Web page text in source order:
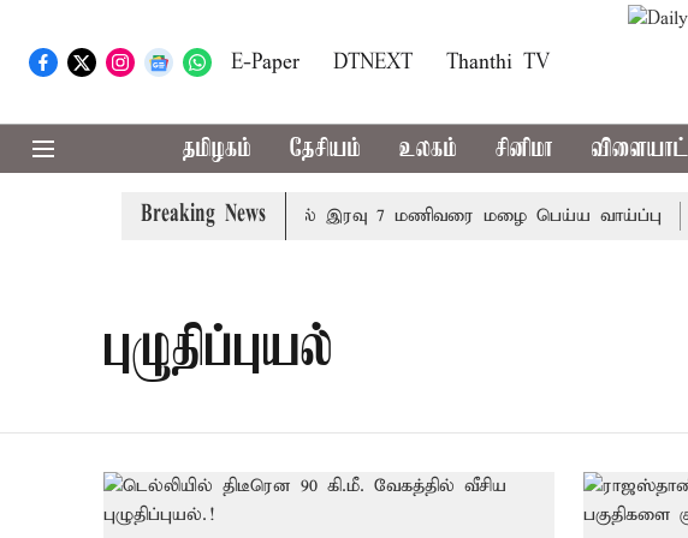
E-Paper DTNEXT Thanthi TV
தமிழகம் தேசியம் உலகம் சினிமா
Breaking News
23 மாவட்டங்களில் இரவு 7 மணிவரை மழை பெய்ய வாய்ப்பு
புழுதிப்புயல்